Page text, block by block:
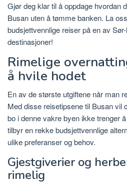
Gjør deg klar til å oppdage hvordan
Busan uten å tømme banken. La
budsjettvennlige reiser på en av
destinasjoner!
Rimelige
å hvile hodet
En av de største utgiftene når man
Med disse reisetipsene til Busan vil
bo i denne vakre byen ikke trenger
tilbyr en rekke budsjettvennlige
ulike preferanser og behov.
Gjestgiverier og
rimelig